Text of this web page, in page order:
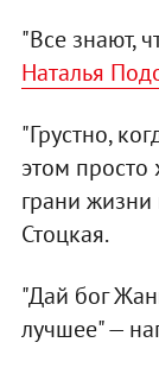
"Все знают,
Наталья
"Грустно,
этом
грани жизни
Стоцкая.
"Дай бог
лучшее" —